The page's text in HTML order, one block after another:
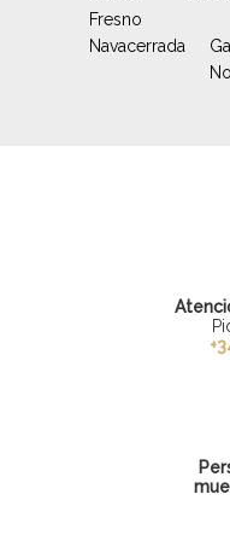
Fresno
Navacerrada